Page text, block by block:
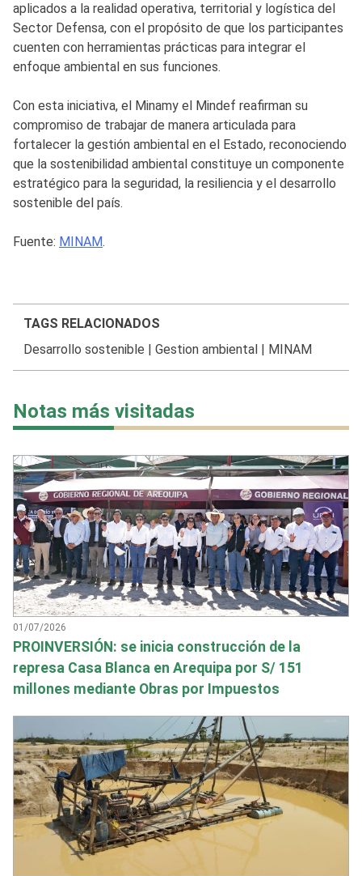
aplicados a la realidad operativa, territorial y logística del
Sector Defensa, con el propósito de que los participantes
cuenten con herramientas prácticas para integrar el
enfoque ambiental en sus funciones.
Con esta iniciativa, el Minamy el Mindef reafirman su
compromiso de trabajar de manera articulada para
fortalecer la gestión ambiental en el Estado, reconociendo
que la sostenibilidad ambiental constituye un componente
estratégico para la seguridad, la resiliencia y el desarrollo
sostenible del país.
Fuente: MINAM.
TAGS RELACIONADOS
Desarrollo sostenible
Gestion ambiental MINAM
Notas más visitadas
01/07/2026
PROINVERSIÓN: se inicia construcción de la
represa Casa Blanca en Arequipa por S/ 151
millones mediante Obras por Impuestos